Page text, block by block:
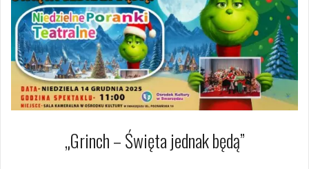
„Grinch – Święta jednak będą”